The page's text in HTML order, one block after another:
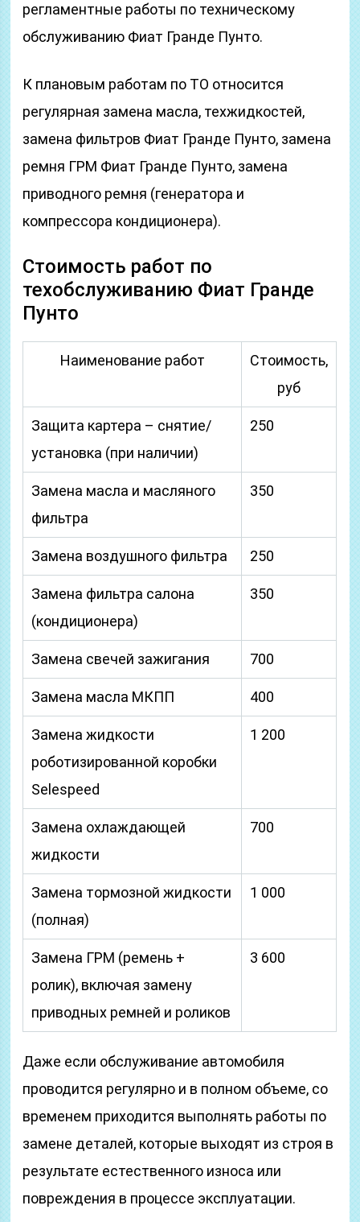
регламентные работы по техническому
обслуживанию Фиат Гранде Пунто.
К плановым работам по ТО относится
регулярная замена масла, техжидкостей,
замена фильтров Фиат Гранде Пунто, замена
ремня ГРМ Фиат Гранде Пунто, замена
приводного ремня (генератора и
компрессора кондиционера).
Стоимость работ по
техобслуживанию Фиат Гранде
Пунто
Наименование работ
Стоимость,
руб
Защита картера – снятие/
установка (при наличии)
250
Замена масла и масляного
фильтра
350
Замена воздушного фильтра 250
Замена фильтра салона
(кондиционера)
350
Замена свечей зажигания 700
Замена масла МКПП 400
Замена жидкости
роботизированной коробки
Selespeed
1 200
Замена охлаждающей
жидкости
700
Замена тормозной жидкости
(полная)
1 000
Замена ГРМ (ремень +
ролик), включая замену
приводных ремней и роликов
3 600
Даже если обслуживание автомобиля
проводится регулярно и в полном объеме, со
временем приходится выполнять работы по
замене деталей, которые выходят из строя в
результате естественного износа или
повреждения в процессе эксплуатации.